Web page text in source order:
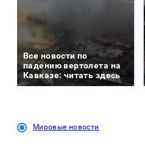
Все новости по
падению вертолета на
Кавказе: читать здесь
Мировые новости